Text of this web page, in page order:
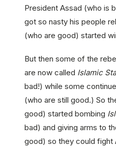
President Assad (who is
got so nasty his people
(who are good) started
But then some of the
are now called Islamic
bad!) while some
(who are still good.) So
good) started bombing
bad) and giving arms to
good) so they could fight